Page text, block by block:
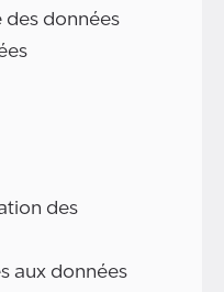
des données
des
aux données